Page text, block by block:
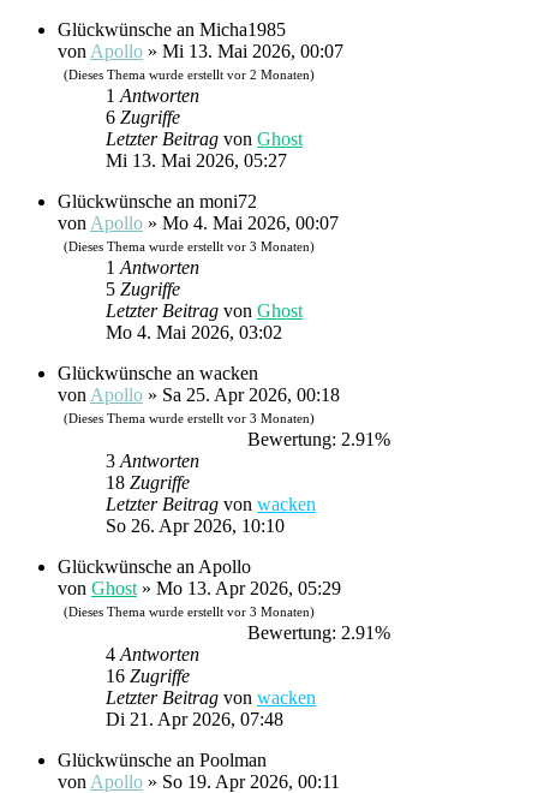
Glückwünsche an Micha1985
von Apollo » Mi 13. Mai 2026, 00:07
(Dieses Thema wurde erstellt vor 2 Monaten)
1 Antworten
6 Zugriffe
Letzter Beitrag von Ghost
Mi 13. Mai 2026, 05:27
Glückwünsche an moni72
von Apollo » Mo 4. Mai 2026, 00:07
(Dieses Thema wurde erstellt vor 3 Monaten)
1 Antworten
5 Zugriffe
Letzter Beitrag von Ghost
Mo 4. Mai 2026, 03:02
Glückwünsche an wacken
von Apollo » Sa 25. Apr 2026, 00:18
(Dieses Thema wurde erstellt vor 3 Monaten)
Bewertung: 2.91%
3 Antworten
18 Zugriffe
Letzter Beitrag von wacken
So 26. Apr 2026, 10:10
Glückwünsche an Apollo
von Ghost » Mo 13. Apr 2026, 05:29
(Dieses Thema wurde erstellt vor 3 Monaten)
Bewertung: 2.91%
4 Antworten
16 Zugriffe
Letzter Beitrag von wacken
Di 21. Apr 2026, 07:48
Glückwünsche an Poolman
von Apollo » So 19. Apr 2026, 00:11